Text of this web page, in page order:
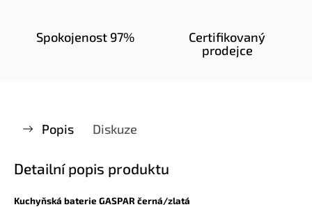
Spokojenost 97%
Certifikovaný
prodejce
Popis Diskuze
Detailní popis produktu
Kuchyňská baterie GASPAR černá/zlatá